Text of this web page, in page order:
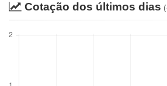
Cotação dos últimos dias